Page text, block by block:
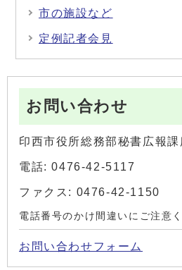
市の施設など
定例記者会見
お問い合わせ
印西市役所総務部秘書広報
電話: 0476-42-5117
ファクス: 0476-42-1150
電話番号のかけ間違いにご注意く
お問い合わせフォーム